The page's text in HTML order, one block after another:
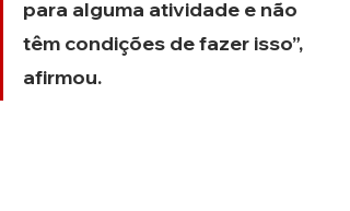
para alguma atividade e não
têm condições de fazer isso”,
afirmou.